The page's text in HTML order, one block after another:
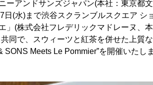
ーアンドサンズジャパン(本社：東京都
日(水)まで渋谷スクランブルスクエア
」(株式会社フレデリックマドレーヌ、
同で、スウィーツと紅茶を併せた上質
SONS Meets Le Pommier”を開催いたしま